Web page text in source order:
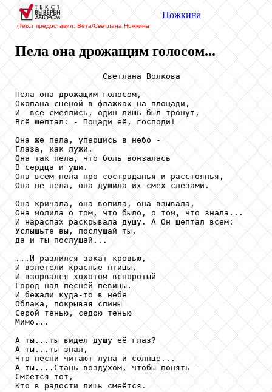
(Текст предоставил: Вета/Светлана Ножкина
Ножкина
Пела она дрожащим голосом...
                  Светлана Волкова
Пела она дрожащим голосом,
Окопана сценой в флажках на площади,
И  все смеялись, один лишь был тронут,
Всё шептал: - Пощади её, господи!
Она же пела, упершись в небо -
Глаза, как лужи.
Она так пела, что боль вонзалась
В сердца и уши.
Она всем пела про состраданья и расстоянья,
Она не пела, она душила их смех слезами.
Она кричала, она вопила, она взывала,
Она молила о том, что было, о том, что знала...
И нараспах раскрывала душу. А Он шептал всем:
Услышьте вы, послушай ты,
да и ты послушай...
...И разлился закат кровью,
И взлетели красные птицы,
И взорвался хохотом вспоротый
Город над песней певицы.
И бежали куда-то в небе
Облака, покрывая спины
Серой тенью, седою тенью
Мимо...
А ты...ты видел душу её глаз?
А ты...ты знал,
Что песни читают луна и солнце...
А ты....Стань воздухом, чтобы понять -
Смеётся тот,
Кто в радости лишь смеётся.